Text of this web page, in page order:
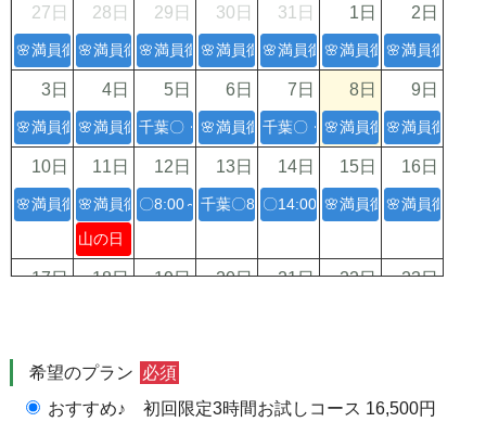
27日
🌸満員御礼🌸
28日
🌸満員御礼🌸
29日
🌸満員御礼🌸
30日
🌸満員御礼🌸
31日
🌸満員御礼🌸
1日
🌸満員御礼🌸
2日
🌸満員御礼🌸
3日
🌸満員御礼🌸
4日
🌸満員御礼🌸
5日
千葉〇・江東区、墨田区、江戸川区、葛飾区 8:00
6日
🌸満員御礼🌸
7日
千葉〇・江東区、墨田区、江戸
8日
🌸満員御礼🌸
9日
🌸満員御礼🌸
10日
🌸満員御礼
11日
🌸満員御礼🌸
山の日
12日
〇8:00～12:00；14:00～18:00
13日
千葉〇8:00～12:00
14日
〇14:00～18:00
15日
🌸満員御礼🌸
16日
🌸満員御礼🌸
17日 18日 19日 20日 21日 22日 23日
希望のプラン 必須
おすすめ♪ 初回限定3時間お試しコース 16,500円